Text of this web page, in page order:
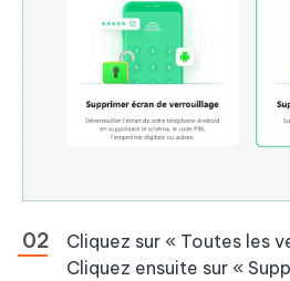
Cliquez sur « Toutes les
Cliquez ensuite sur «